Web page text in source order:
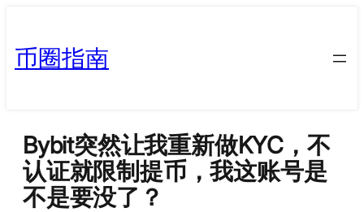
币圈指南
Bybit突然让我重新做KYC，不
认证就限制提币，我这账号是
不是要没了？